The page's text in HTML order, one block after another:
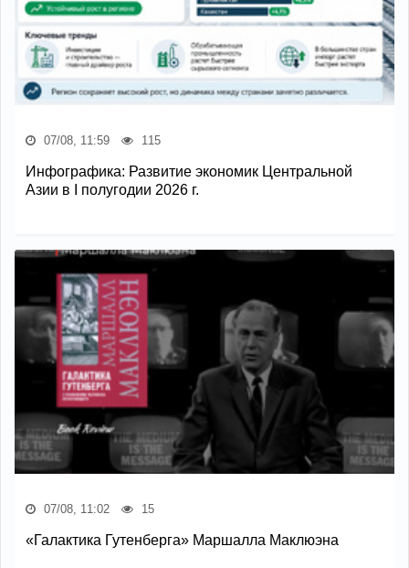
07/08, 11:59 115
Инфографика: Развитие экономик Центральной
Азии в I полугодии 2026 г.
07/08, 11:02 15
«Галактика Гутенберга» Маршалла Маклюэна